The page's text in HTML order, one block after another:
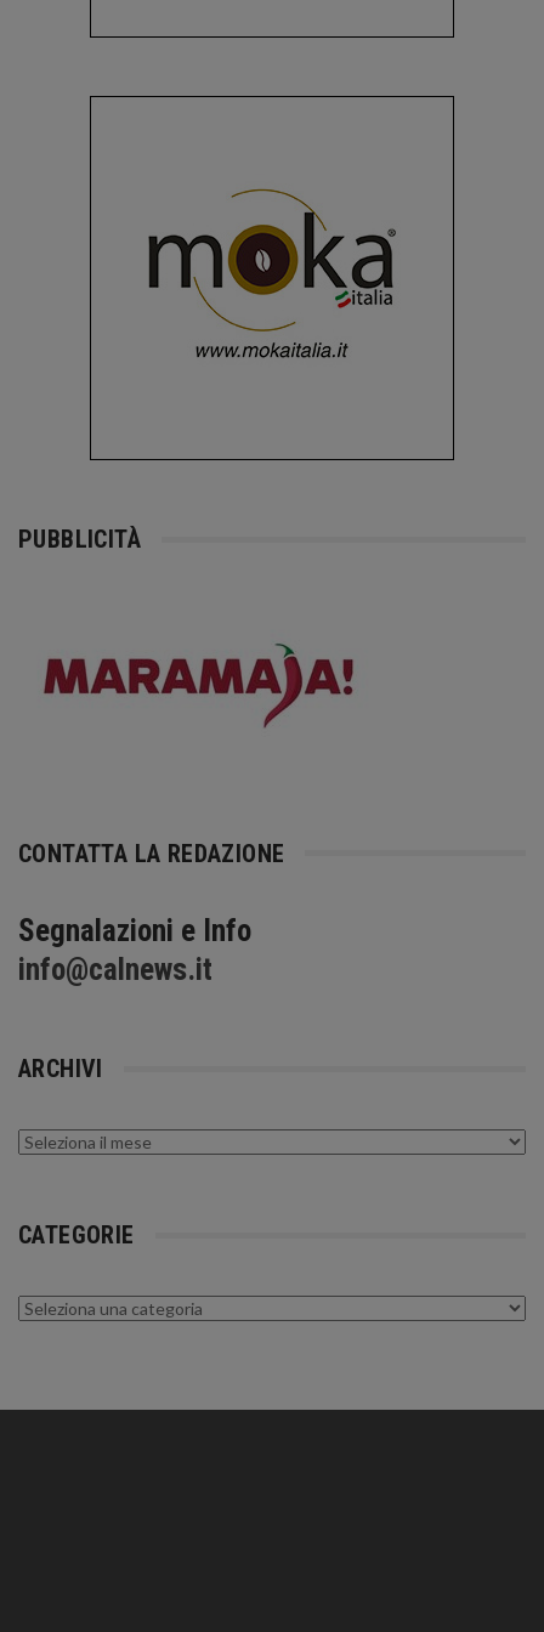
PUBBLICITÀ
CONTATTA LA REDAZIONE
Segnalazioni e Info
info@calnews.it
ARCHIVI
Archivi
CATEGORIE
Categorie